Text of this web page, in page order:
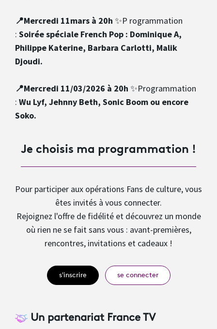
📍Mercredi 11mars à 20h ✨P rogrammation
: Soirée spéciale French Pop : Dominique A,
Philippe Katerine, Barbara Carlotti, Malik
Djoudi.
📍Mercredi 11/03/2026 à 20h ✨Programmation
: Wu Lyf, Jehnny Beth, Sonic Boom ou encore
Soko.
Je choisis ma programmation !
Pour participer aux opérations Fans de culture, vous
êtes invités à vous connecter.
Rejoignez l'offre de fidélité et découvrez un monde
où rien ne se fait sans vous : avant-premières,
rencontres, invitations et cadeaux !
s'inscrire se connecter
Un partenariat France TV